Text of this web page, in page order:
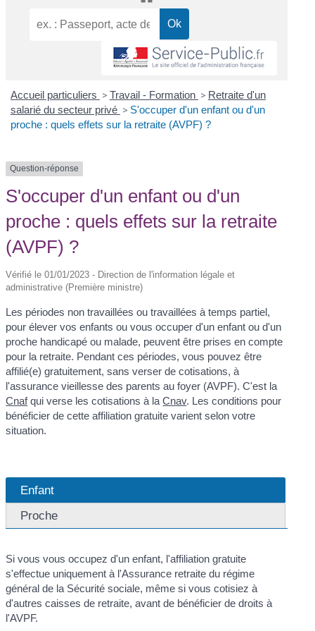
Accueil particuliers > Travail - Formation > Retraite d'un
salarié du secteur privé > S'occuper d'un enfant ou d'un
proche : quels effets sur la retraite (AVPF) ?
Question-réponse
S'occuper d'un enfant ou d'un
proche : quels effets sur la retraite
(AVPF) ?
Vérifié le 01/01/2023 - Direction de l'information légale et
administrative (Première ministre)
Les périodes non travaillées ou travaillées à temps partiel,
pour élever vos enfants ou vous occuper d'un enfant ou d'un
proche handicapé ou malade, peuvent être prises en compte
pour la retraite. Pendant ces périodes, vous pouvez être
affilié(e) gratuitement, sans verser de cotisations, à
l'assurance vieillesse des parents au foyer (AVPF). C'est la
Cnafqui verse les cotisations à laCnav. Les conditions pour
bénéficier de cette affiliation gratuite varient selon votre
situation.
Enfant
Proche
Si vous vous occupez d'un enfant, l'affiliation gratuite
s'effectue uniquement à l'Assurance retraite du régime
général de la Sécurité sociale, même si vous cotisiez à
d'autres caisses de retraite, avant de bénéficier de droits à
l'AVPF.